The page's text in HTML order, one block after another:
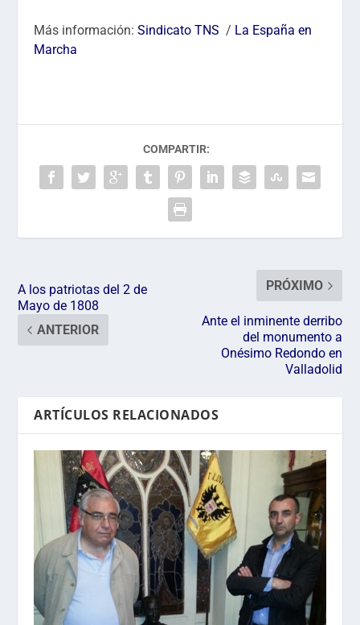
Más información:Sindicato TNS / La España en
Marcha
COMPARTIR:
A los patriotas del 2 de
Mayo de 1808
ANTERIOR
PRÓXIMO
Ante el inminente derribo
del monumento a
Onésimo Redondo en
Valladolid
ARTÍCULOS RELACIONADOS